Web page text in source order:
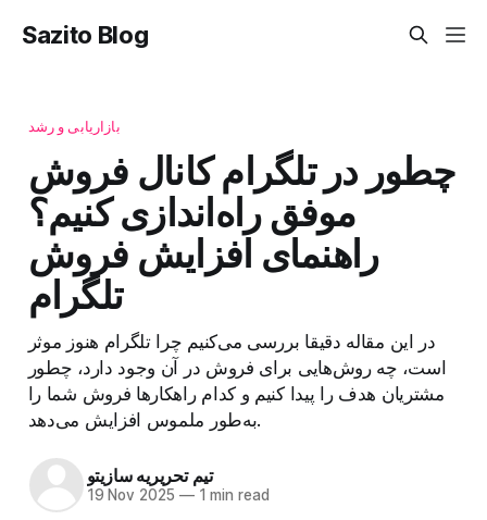
Sazito Blog
بازاریابی و رشد
چطور در تلگرام کانال فروش
موفق راه‌اندازی کنیم؟
راهنمای افزایش فروش
تلگرام
در این مقاله دقیقا بررسی می‌کنیم چرا تلگرام هنوز موثر
است، چه روش‌هایی برای فروش در آن وجود دارد، چطور
مشتریان هدف را پیدا کنیم و کدام راهکارها فروش شما را
به‌طور ملموس افزایش می‌دهد.
تیم تحریریه سازیتو
19 Nov 2025 —1 min read